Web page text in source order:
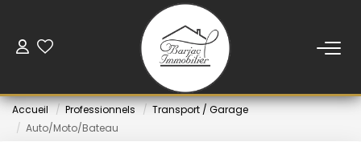
ACCUEIL
Accueil Professionnels
Transport / Garage
Auto/Moto/Bateau